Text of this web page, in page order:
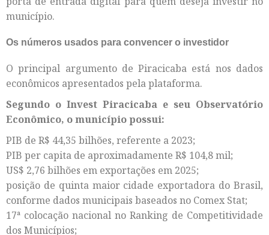
município.
Os números usados para convencer o investidor
O principal argumento de Piracicaba está nos dados
econômicos apresentados pela plataforma.
Segundo o Invest Piracicaba e seu Observatório
Econômico, o município possui:
PIB de R$ 44,35 bilhões, referente a 2023;
PIB per capita de aproximadamente R$ 104,8 mil;
US$ 2,76 bilhões em exportações em 2025;
posição de quinta maior cidade exportadora do Brasil,
conforme dados municipais baseados no Comex Stat;
17ª colocação nacional no Ranking de Competitividade
dos Municípios;